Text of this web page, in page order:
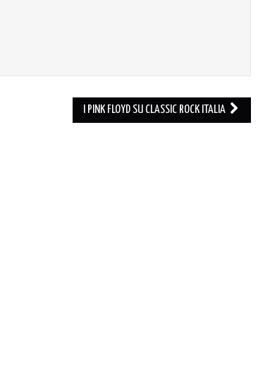
I PINK FLOYD SU CLASSIC ROCK ITALIA